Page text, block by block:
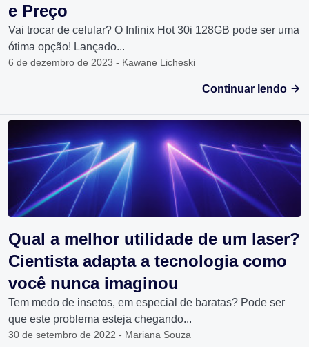
e Preço
Vai trocar de celular? O Infinix Hot 30i 128GB pode ser uma
ótima opção! Lançado...
6 de dezembro de 2023 - Kawane Licheski
Continuar lendo
Qual a melhor utilidade de um laser?
Cientista adapta a tecnologia como
você nunca imaginou
Tem medo de insetos, em especial de baratas? Pode ser
que este problema esteja chegando...
30 de setembro de 2022 - Mariana Souza